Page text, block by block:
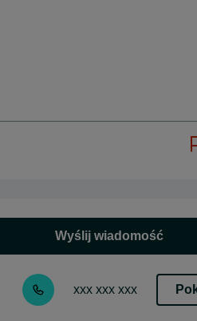
Wyślij wiadomość
xxx xxx xxx